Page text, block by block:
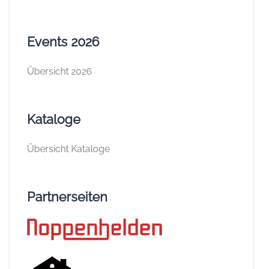
Events 2026
Übersicht 2026
Kataloge
Übersicht Kataloge
Partnerseiten